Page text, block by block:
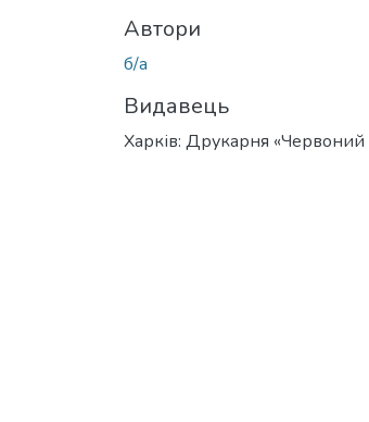
Автори
б/а
Видавець
Харків: Друкарня